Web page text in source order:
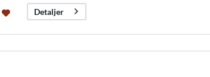
Detaljer